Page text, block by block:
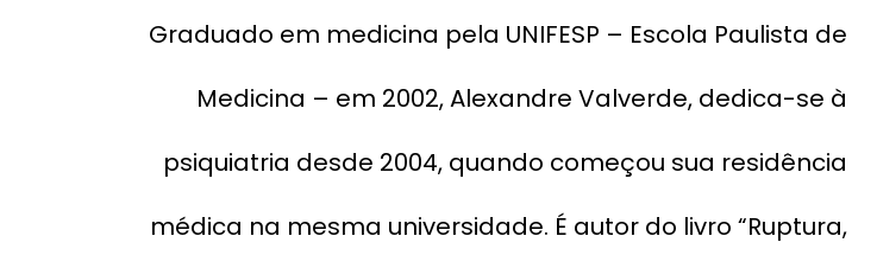
Graduado em medicina pela UNIFESP – Escola Paulista de
Medicina – em 2002, Alexandre Valverde, dedica-se à
psiquiatria desde 2004, quando começou sua residência
médica na mesma universidade. É autor do livro “Ruptura,